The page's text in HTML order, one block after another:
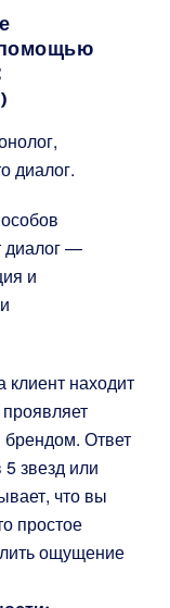
помощью
диалог.
диалог —
и
клиент находит
брендом. Ответ
звезд или
что вы
простое
ощущение